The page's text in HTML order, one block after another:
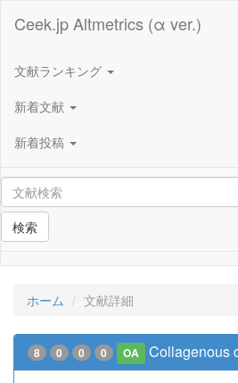
Ceek.jp Altmetrics (α ver.)
文献ランキング
新着文献
新着投稿
検索
ホーム 文献詳細
8 0 0 0 OA Collagenous